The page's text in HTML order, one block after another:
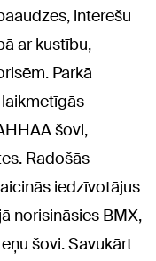
interešu
ar kustību,
Parkā
šovi,
Radošās
iedzīvotājus
norisināsies BMX,
šovi. Savukārt